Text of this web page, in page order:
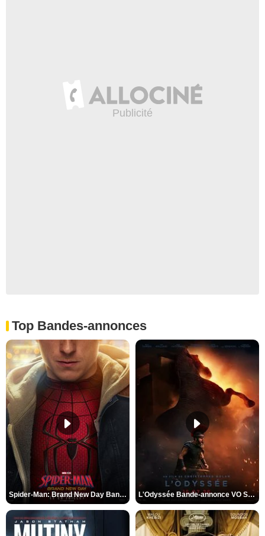
Top Bandes-annonces
Spider-Man: Brand New Day Bande-annonce VO STFR L'Odyssée Bande-annonce VO STFR